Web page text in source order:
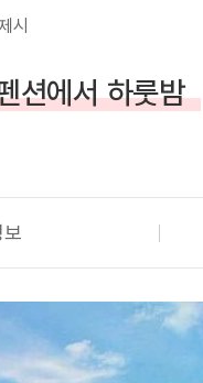
시
션에서 하룻밤
보